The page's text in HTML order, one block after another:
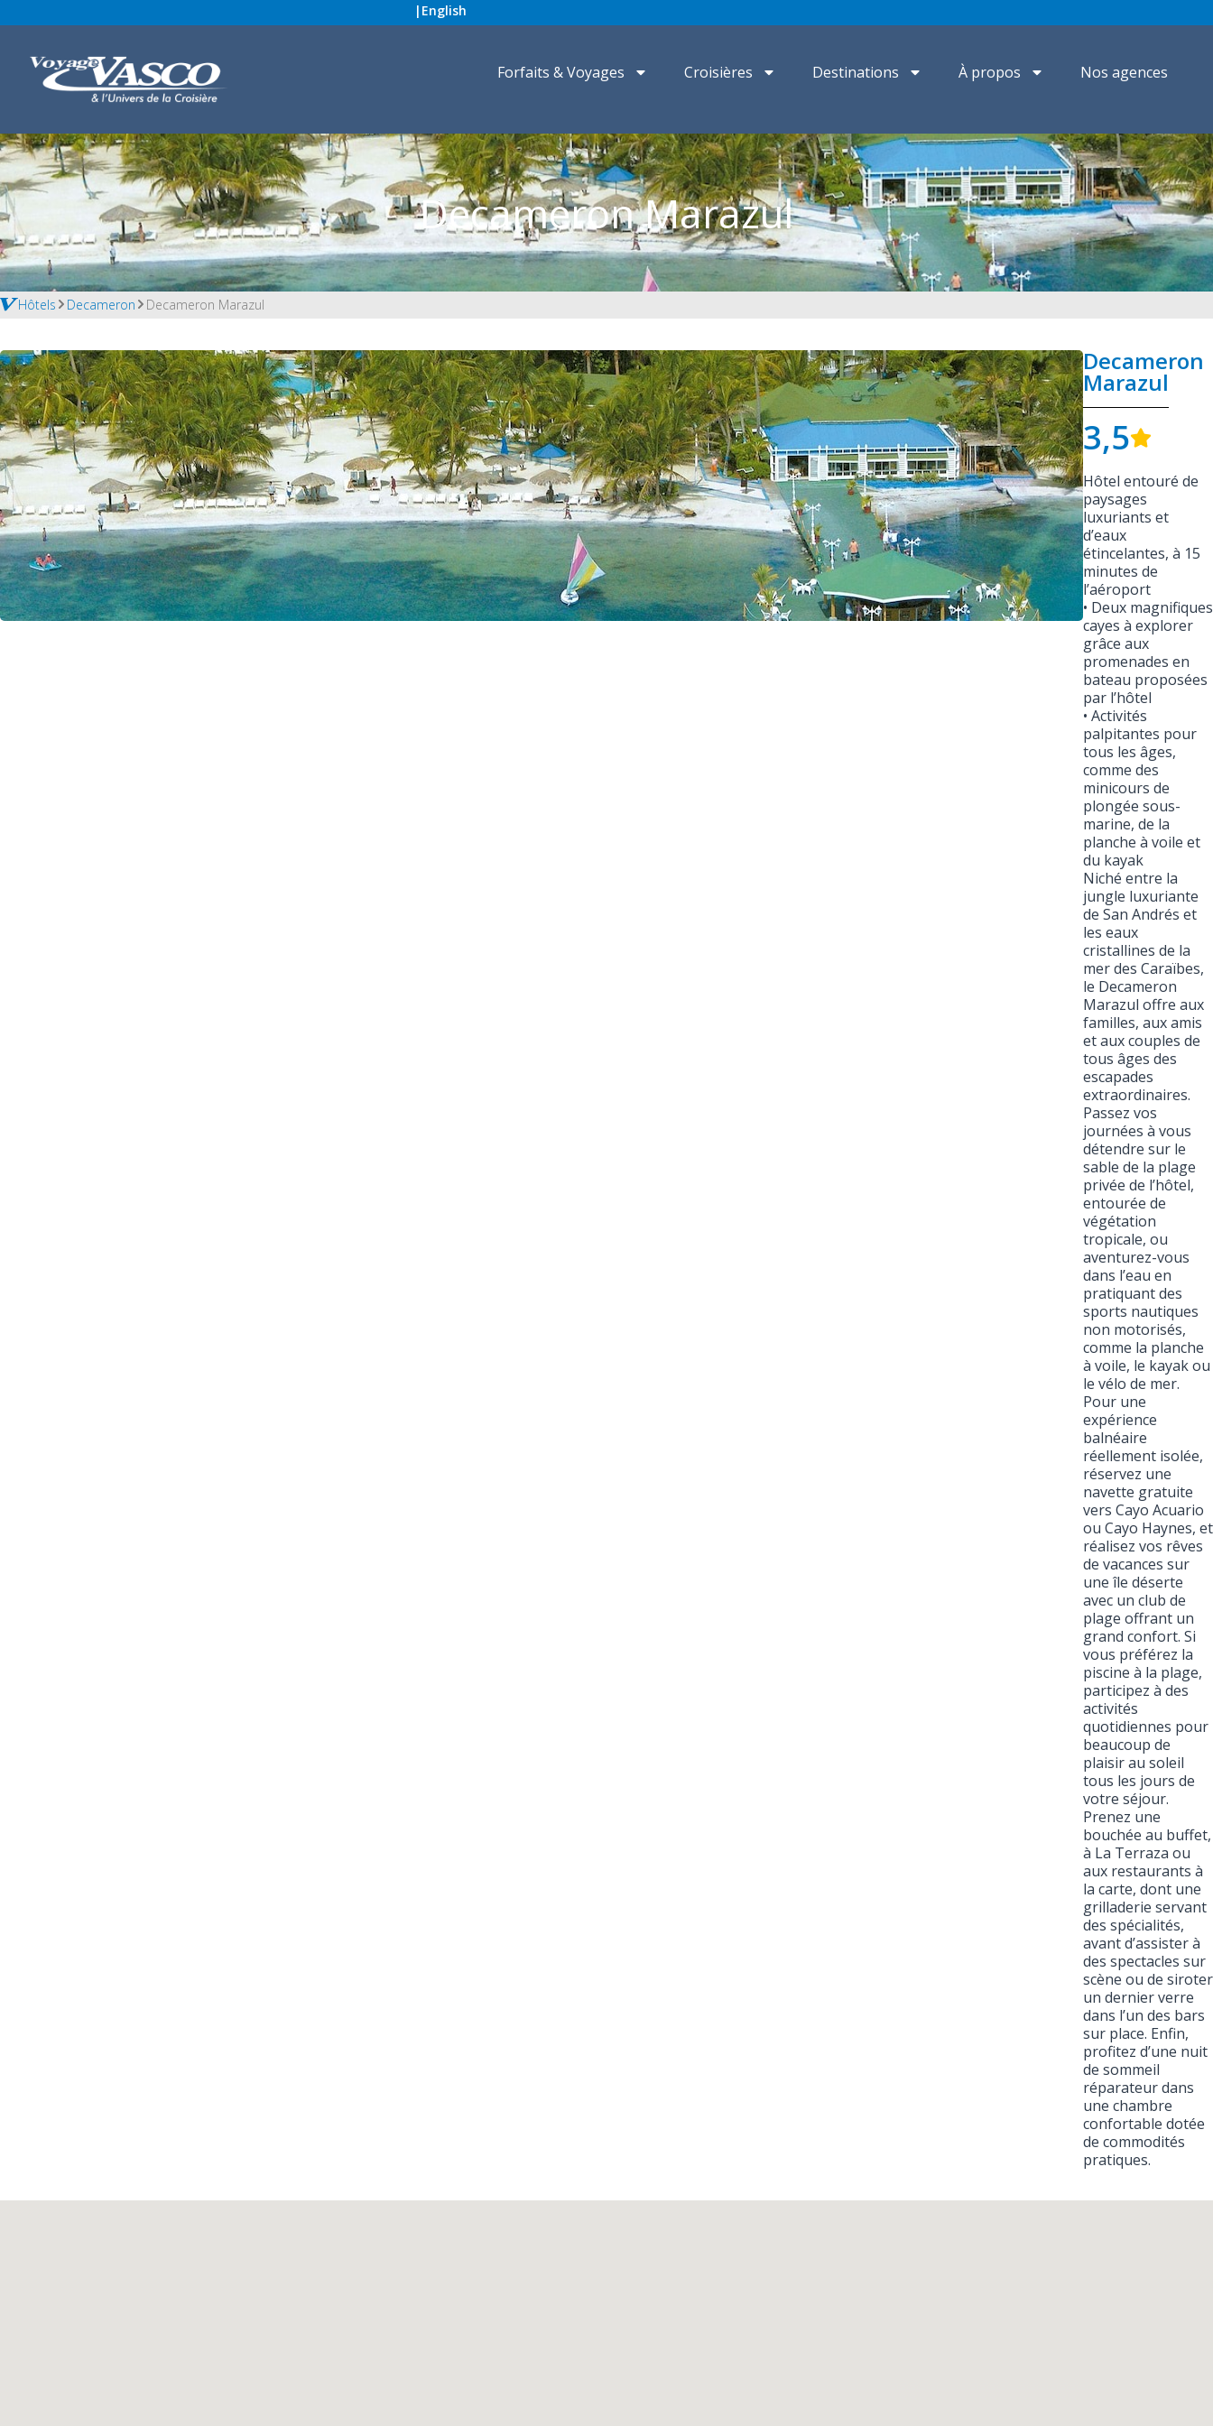
| English
Forfaits & Voyages Croisières Destinations À propos Nos agences
Decameron Marazul
Hôtels Decameron Decameron Marazul
Decameron
Marazul
3,5
Hôtel entouré de
paysages
luxuriants et
d’eaux
étincelantes, à 15
minutes de
l’aéroport
• Deux magnifiques
cayes à explorer
grâce aux
promenades en
bateau proposées
par l’hôtel
• Activités
palpitantes pour
tous les âges,
comme des
minicours de
plongée sous-
marine, de la
planche à voile et
du kayak
Niché entre la
jungle luxuriante
de San Andrés et
les eaux
cristallines de la
mer des Caraïbes,
le Decameron
Marazul offre aux
familles, aux amis
et aux couples de
tous âges des
escapades
extraordinaires.
Passez vos
journées à vous
détendre sur le
sable de la plage
privée de l’hôtel,
entourée de
végétation
tropicale, ou
aventurez-vous
dans l’eau en
pratiquant des
sports nautiques
non motorisés,
comme la planche
à voile, le kayak ou
le vélo de mer.
Pour une
expérience
balnéaire
réellement isolée,
réservez une
navette gratuite
vers Cayo Acuario
ou Cayo Haynes, et
réalisez vos rêves
de vacances sur
une île déserte
avec un club de
plage offrant un
grand confort. Si
vous préférez la
piscine à la plage,
participez à des
activités
quotidiennes pour
beaucoup de
plaisir au soleil
tous les jours de
votre séjour.
Prenez une
bouchée au buffet,
à La Terraza ou
aux restaurants à
la carte, dont une
grilladerie servant
des spécialités,
avant d’assister à
des spectacles sur
scène ou de siroter
un dernier verre
dans l’un des bars
sur place. Enfin,
profitez d’une nuit
de sommeil
réparateur dans
une chambre
confortable dotée
de commodités
pratiques.